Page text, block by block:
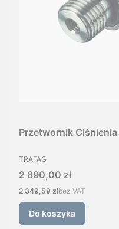
Przetwornik
PRODUCENT
TRAFAG
Cena
2 890,00 zł
Cena
2 349,59 złbez VAT
Do koszyka